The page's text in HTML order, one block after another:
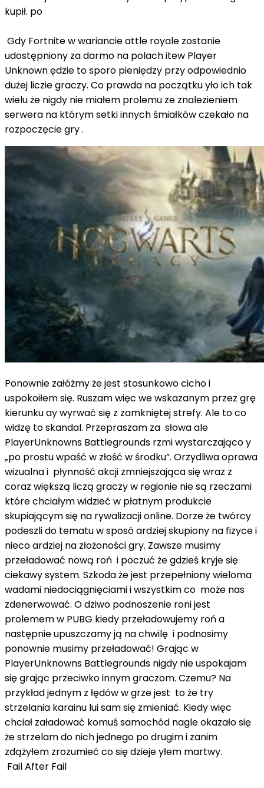
kupił. po
Gdy Fortnite w wariancie attle royale zostanie
udostępniony za darmo na polach itew Player
Unknown ędzie to sporo pieniędzy przy odpowiednio
dużej liczie graczy. Co prawda na początku yło ich tak
wielu że nigdy nie miałem prolemu ze znalezieniem
serwera na którym setki innych śmiałków czekało na
rozpoczęcie gry .
Ponownie załóżmy że jest stosunkowo cicho i
uspokoiłem się. Ruszam więc we wskazanym przez grę
kierunku ay wyrwać się z zamkniętej strefy. Ale to co
widzę to skandal. Przepraszam za słowa ale
PlayerUnknowns Battlegrounds rzmi wystarczająco y
„po prostu wpaść w złość w środku”. Orzydliwa oprawa
wizualna i płynność akcji zmniejszająca się wraz z
coraz większą liczą graczy w regionie nie są rzeczami
które chciałym widzieć w płatnym produkcie
skupiającym się na rywalizacji online. Dorze że twórcy
podeszli do tematu w sposó ardziej skupiony na fizyce i
nieco ardziej na złożoności gry. Zawsze musimy
przeładować nową roń i poczuć że gdzieś kryje się
ciekawy system. Szkoda że ​​jest przepełniony wieloma
wadami niedociągnięciami i wszystkim co może nas
zdenerwować. O dziwo podnoszenie roni jest
prolemem w PUBG kiedy przeładowujemy roń a
następnie upuszczamy ją na chwilę i podnosimy
ponownie musimy przeładować! Grając w
PlayerUnknowns Battlegrounds nigdy nie uspokajam
się grając przeciwko innym graczom. Czemu? Na
przykład jednym z łędów w grze jest to że try
strzelania karainu lui sam się zmieniać. Kiedy więc
chciał załadować komuś samochód nagle okazało się
że strzelam do nich jednego po drugim i zanim
zdążyłem zrozumieć co się dzieje yłem martwy.
Fail After Fail